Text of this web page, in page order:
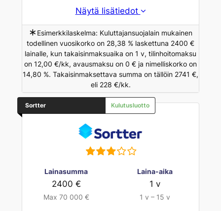
Näytä lisätiedot
∗ Esimerkkilaskelma: Kuluttajansuojalain mukainen
todellinen vuosikorko on 28,38 % laskettuna 2400 €
lainalle, kun takaisinmaksuaika on 1 v, tilinhoitomaksu
on 12,00 €/kk, avausmaksu on 0 € ja nimelliskorko on
14,80 %. Takaisinmaksettava summa on tällöin 2741 €,
eli 228 €/kk.
Sortter Kulutusluotto
Lainasumma
2400 €
Max 70 000 €
Laina-aika
1 v
1 v – 15 v